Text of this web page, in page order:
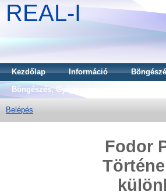
REAL-I
Kezdőlap Információ
Böngészés, Gyűjtemény
Belépés
Fodor